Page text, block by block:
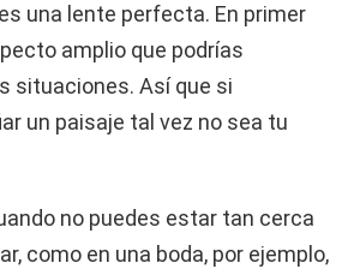
una lente perfecta. En primer
amplio que podrías
situaciones. Así que si
un paisaje tal vez no sea tu
no puedes estar tan cerca
como en una boda, por ejemplo,